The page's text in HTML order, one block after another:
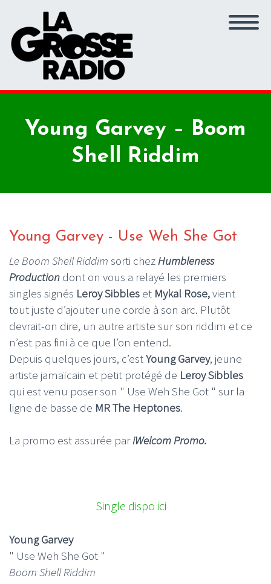
Young Garvey – Boom
Shell Riddim
Young Garvey - Use Weh She Got
Le Boom Shell Riddim sorti chezHumbleness
Production dont on vous a relayé les premiers
singles signés Leroy Sibbles et Mykal Rose,vient
tout juste d’ajouter une corde à son arc. Plutôt
devrait-on dire, un autre artiste sur son riddim et ce
n’est pas fini à ce que l’on entend.
Depuis quelques jours, c’estYoung Garvey, jeune
artiste jamaïcain et petit protégé de Leroy Sibbles
qui est venu poser son " Use Weh She Got " sur la
ligne de basse de MR The Heptones.
La promo est assurée pariWelcom Promo.
Single dispo ici
Young Garvey
" Use Weh She Got "
Boom Shell Riddim